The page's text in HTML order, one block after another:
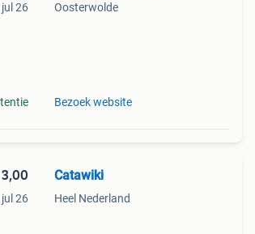
26 Oosterwolde
Bezoek website
26
Catawiki
Heel Nederland